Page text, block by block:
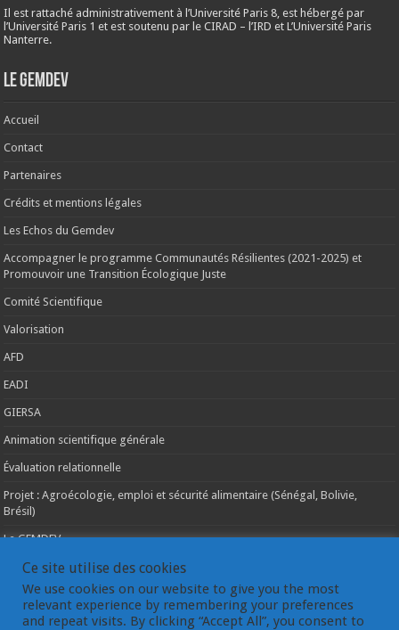
Il est rattaché administrativement à l’Université Paris 8, est hébergé par
l’Université Paris 1 et est soutenu par le CIRAD – l’IRD et L’Université Paris
Nanterre.
Le Gemdev
Accueil
Contact
Partenaires
Crédits et mentions légales
Les Echos du Gemdev
Accompagner le programme Communautés Résilientes (2021-2025) et
Promouvoir une Transition Écologique Juste
Comité Scientifique
Valorisation
AFD
EADI
GIERSA
Animation scientifique générale
Évaluation relationnelle
Projet : Agroécologie, emploi et sécurité alimentaire (Sénégal, Bolivie,
Brésil)
Le GEMDEV
La pluridisciplinarité
La coopération internationale
Les instances du GEMDEV
Ce site utilise des cookies
We use cookies on our website to give you the most
relevant experience by remembering your preferences
and repeat visits. By clicking “Accept All”, you consent to